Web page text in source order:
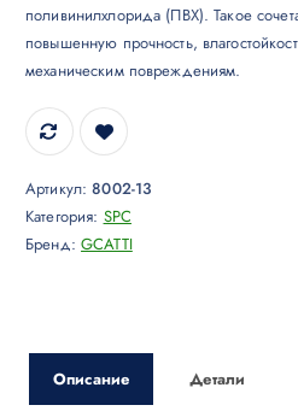
поливинилхлорида (ПВХ). Такое
повышенную прочность,
механическим повреждениям.
Артикул:8002-13
Категория: SPC
Бренд:GCATTI
Описание Детали